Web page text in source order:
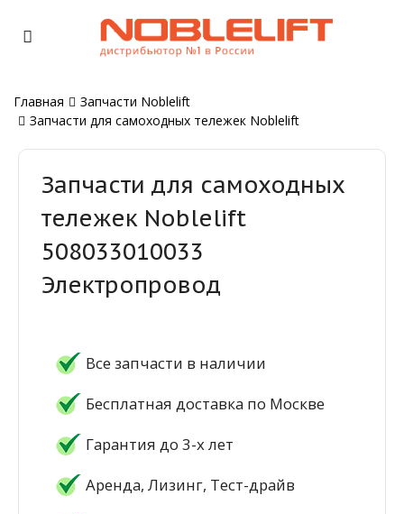
Главная
Запчасти Noblelift
Запчасти для самоходных тележек Noblelift
Запчасти для самоходных
тележек Noblelift
508033010033
Электропровод
Все запчасти в наличии
Бесплатная доставка по Москве
Гарантия до 3-х лет
Аренда, Лизинг, Тест-драйв